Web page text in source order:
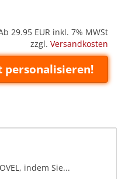
29.95 EUR inkl. 7% MWSt
zzgl. Versandkosten
personalisieren!
indem Sie...